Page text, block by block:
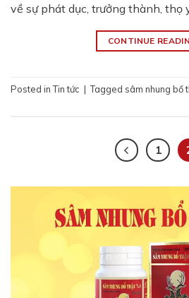
về sự phát dục, trưởng thành, thọ
CONTINUE
Posted inTin tức | Tagged sâm nhung bổ
1